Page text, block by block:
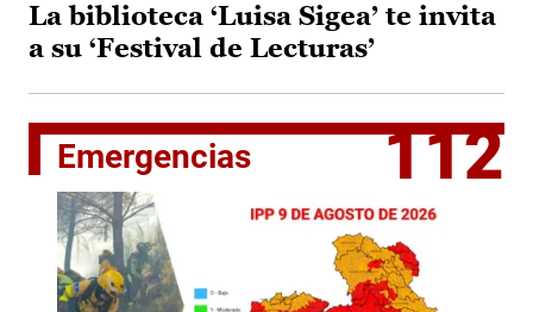
La biblioteca ‘Luisa Sigea’ te invita
a su ‘Festival de Lecturas’
Emergencias 112